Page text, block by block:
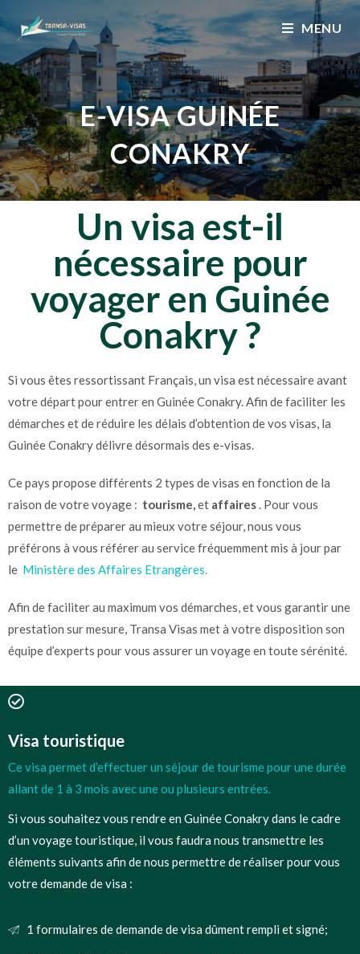
MENU
E-VISA GUINÉE
CONAKRY
Un visa est-il
nécessaire pour
voyager en Guinée
Conakry?
Si vous êtes ressortissant Français, un visa est nécessaire avant
votre départ pour entrer en Guinée Conakry.Afin de faciliter les
démarches et de réduire les délais d’obtention de vos visas, la
Guinée Conakry délivre désormais des e-visas.
Ce pays propose différents 2 types de visas en fonction de la
raison de votre voyage : tourisme,et affaires. Pour vous
permettre de préparer au mieux votre séjour, nous vous
préférons à vous référer au service fréquemment mis à jour par
le Ministère des Affaires Etrangères.
Afin de faciliter au maximum vos démarches, et vous garantir une
prestation sur mesure, Transa Visas met à votre disposition son
équipe d’experts pour vous assurer un voyage en toute sérénité.
Visa touristique
Ce visa permet d’effectuer un séjour de tourisme pour une durée
allant de 1 à 3 mois avec une ou plusieurs entrées.
Si vous souhaitez vous rendre en Guinée Conakry dans le cadre
d’un voyage touristique, il vous faudra nous transmettre les
éléments suivants afin de nous permettre de réaliser pour vous
votre demande de visa :
1 formulaires de demande de visa dûment rempli et signé;